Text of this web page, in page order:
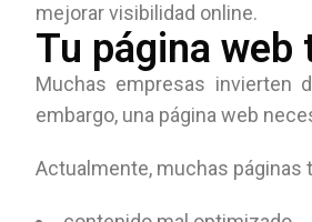
mejorar visibilidad online.
Tu página web
Muchas empresas invierten
embargo, una página web
Actualmente, muchas páginas